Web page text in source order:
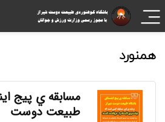
همنورد
مسابقه ي پيج
طبيعت دوست